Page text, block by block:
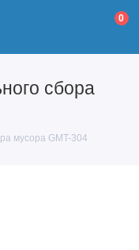
0
сбора
мусора GMT-304